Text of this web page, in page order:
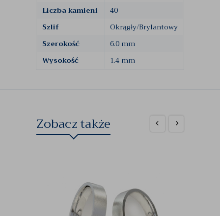
Liczba kamieni
40
Szlif
Okrągły/Brylantowy
Szerokość
6.0 mm
Wysokość
1.4 mm
Zobacz także